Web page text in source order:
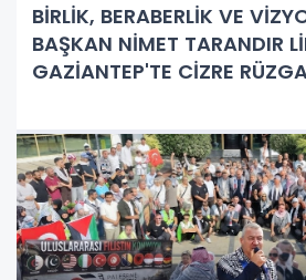
BİRLİK, BERABERLİK VE
BAŞKAN NİMET TARANDIR
GAZİANTEP'TE CİZRE